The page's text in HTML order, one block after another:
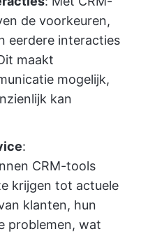
de voorkeuren,
eerdere interacties
maakt
mogelijk,
kan
:
CRM-tools
krijgen tot actuele
klanten, hun
problemen, wat